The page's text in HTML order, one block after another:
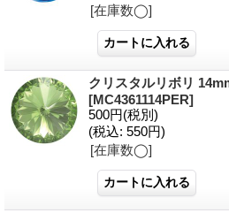
[在庫数◯]
クリスタルリボリ
[MC4361114PER]
500円(税別)
(税込: 550円)
[在庫数◯]